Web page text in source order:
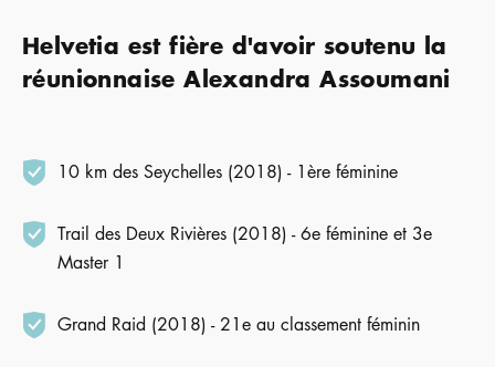
Helvetia est fière d'avoir soutenu la
réunionnaise Alexandra Assoumani
10 km des Seychelles (2018) - 1ère féminine
Trail des Deux Rivières (2018) - 6e féminine et 3e
Master 1
Grand Raid (2018) - 21e au classement féminin